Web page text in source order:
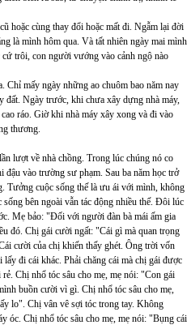
hoặc cùng thay đổi hoặc mất đi. Ngẫm lại đời
là mình hôm qua. Và tất nhiên ngày mai mình
trôi, con người vướng vào cảnh ngộ nào
Chỉ mấy ngày những ao chuôm bao năm nay
đất. Ngày trước, khi chưa xây dựng nhà máy,
ráo. Giờ khi nhà máy xây xong và đi vào
thương.
lượt về nhà chồng. Trong lúc chúng nó co
đậu vào trường sư phạm. Sau ba năm học trở
Tưởng cuộc sống thế là ưu ái với mình, không
bên ngoài vẫn tác động nhiều thế. Đôi lúc
Mẹ bảo: "Đối với người đàn bà mái ấm gia
đó. Chị gái cười ngất: "Cái gì mà quan trọng
cười của chị khiến thấy ghét. Ông trời vốn
đi cái khác. Phải chăng cái mà chị gái được
Chị nhổ tóc sâu cho mẹ, mẹ nói: "Con gái
buồn cười vì gì. Chị nhổ tóc sâu cho mẹ,
lo". Chị vân vê sợi tóc trong tay. Không
óc. Chị nhổ tóc sâu cho mẹ, mẹ nói: "Bụng cái